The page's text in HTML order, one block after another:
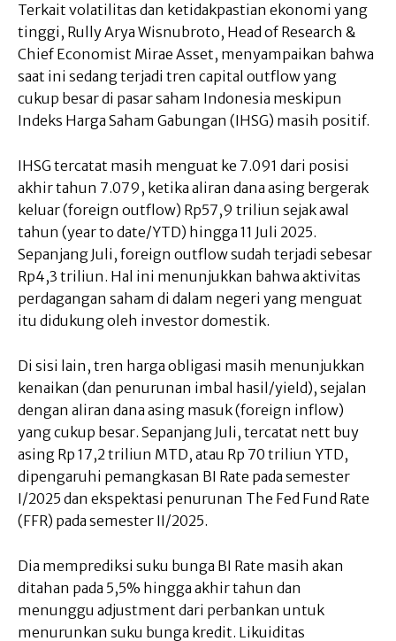
Terkait volatilitas dan ketidakpastian ekonomi yang
tinggi, Rully Arya Wisnubroto, Head of Research &
Chief Economist Mirae Asset, menyampaikan bahwa
saat ini sedang terjadi tren capital outflow yang
cukup besar di pasar saham Indonesia meskipun
Indeks Harga Saham Gabungan (IHSG) masih positif.
IHSG tercatat masih menguat ke 7.091 dari posisi
akhir tahun 7.079, ketika aliran dana asing bergerak
keluar (foreign outflow) Rp57,9 triliun sejak awal
tahun (year to date/YTD) hingga 11 Juli 2025.
Sepanjang Juli, foreign outflow sudah terjadi sebesar
Rp4,3 triliun. Hal ini menunjukkan bahwa aktivitas
perdagangan saham di dalam negeri yang menguat
itu didukung oleh investor domestik.
Di sisi lain, tren harga obligasi masih menunjukkan
kenaikan (dan penurunan imbal hasil/yield), sejalan
dengan aliran dana asing masuk (foreign inflow)
yang cukup besar. Sepanjang Juli, tercatat nett buy
asing Rp 17,2 triliun MTD, atau Rp 70 triliun YTD,
dipengaruhi pemangkasan BI Rate pada semester
I/2025 dan ekspektasi penurunan The Fed Fund Rate
(FFR) pada semester II/2025.
Dia memprediksi suku bunga BI Rate masih akan
ditahan pada 5,5% hingga akhir tahun dan
menunggu adjustment dari perbankan untuk
menurunkan suku bunga kredit. Likuiditas